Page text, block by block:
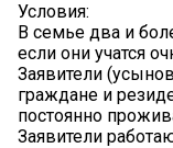
Условия:
В семье два и
если они учатся
Заявители
граждане и
постоянно
Заявители